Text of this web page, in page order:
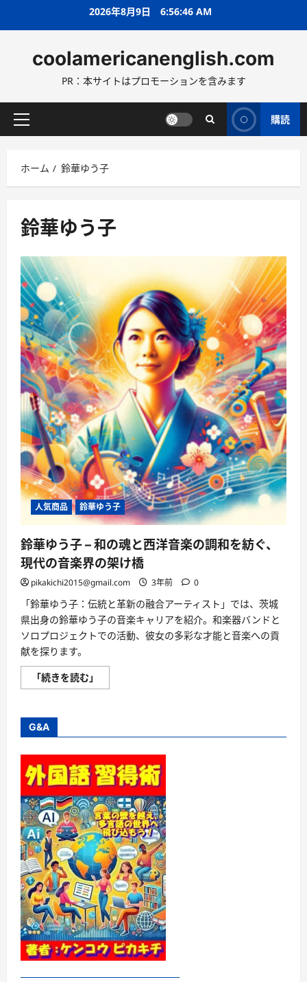
ス
ッ
2026年8月9日 6:56:47 AM
coolamericanenglish.com
PR：本サイトはプロモーションを含みます
メ
メ
ニ
ー
購読
ホーム 鈴華ゆう子
鈴華ゆう子
人気商品 鈴華ゆう子
鈴華ゆう子 – 和の魂と西洋音楽の調和を紡ぐ、
現代の音楽界の架け橋
pikakichi2015@gmail.com 3年前 0
「鈴華ゆう子：伝統と革新の融合アーティスト」では、茨城
県出身の鈴華ゆう子の音楽キャリアを紹介。和楽器バンドと
ソロプロジェクトでの活動、彼女の多彩な才能と音楽への貢
献を探ります。
「続きを読む」
華
和
魂
と
西
洋
音
楽
の
調
和
を
紡
ぐ、
現
代
の
音
楽
界
の
架
け
橋
に
つ
G&A